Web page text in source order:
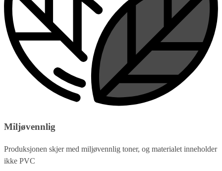
Miljøvennlig
Produksjonen skjer med miljøvennlig toner, og materialet inneholder
ikke PVC